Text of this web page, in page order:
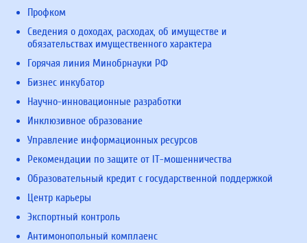
Профком
Сведения о доходах, расходах, об имуществе и
обязательствах имущественного характера
Горячая линия Минобрнауки РФ
Бизнес инкубатор
Научно-инновационные разработки
Инклюзивное образование
Управление информационных ресурсов
Рекомендации по защите от IT-мошенничества
Образовательный кредит с государственной поддержкой
Центр карьеры
Экспортный контроль
Антимонопольный комплаенс